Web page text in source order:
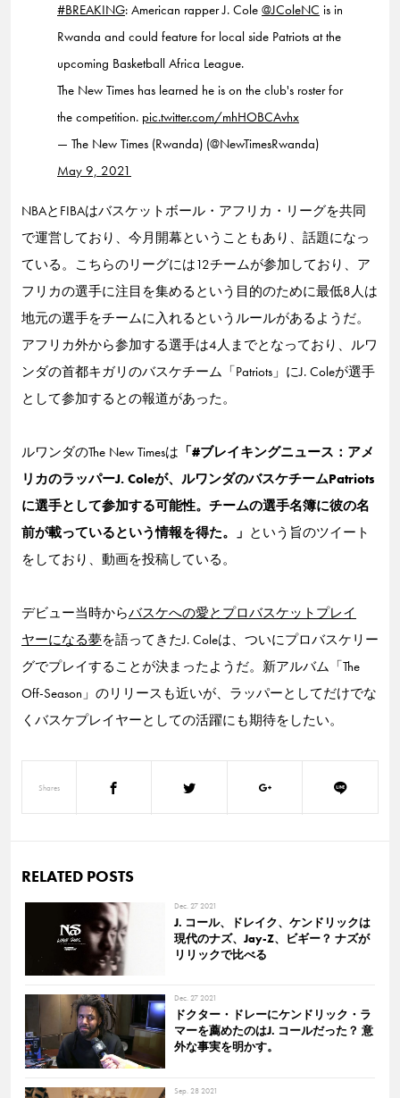
#BREAKING: American rapper J. Cole @JColeNC is in
Rwanda and could feature for local side Patriots at the
upcoming Basketball Africa League.
The New Times has learned he is on the club's roster for
the competition. pic.twitter.com/mhHOBCAvhx
— The New Times (Rwanda) (@NewTimesRwanda)
May 9, 2021
NBAとFIBAはバスケットボール・アフリカ・リーグを共同
で運営しており、今月開幕ということもあり、話題になっ
ている。こちらのリーグには12チームが参加しており、ア
フリカの選手に注目を集めるという目的のために最低8人は
地元の選手をチームに入れるというルールがあるようだ。
アフリカ外から参加する選手は4人までとなっており、ルワ
ンダの首都キガリのバスケチーム「Patriots」にJ. Coleが選手
として参加するとの報道があった。
ルワンダのThe New Timesは 「#ブレイキングニュース：アメ
リカのラッパーJ. Coleが、ルワンダのバスケチームPatriots
に選手として参加する可能性。チームの選手名簿に彼の名
前が載っているという情報を得た。」 という旨のツイート
をしており、動画を投稿している。
デビュー当時からバスケへの愛とプロバスケットプレイ
ヤーになる夢を語ってきたJ. Coleは、ついにプロバスケリー
グでプレイすることが決まったようだ。新アルバム「The
Off-Season」のリリースも近いが、ラッパーとしてだけでな
くバスケプレイヤーとしての活躍にも期待をしたい。
Shares
RELATED POSTS
Dec. 27 2021
J. コール、ドレイク、ケンドリックは
現代のナズ、Jay-Z、ビギー？ ナズが
リリックで比べる
Dec. 27 2021
ドクター・ドレーにケンドリック・ラ
マーを薦めたのはJ. コールだった？ 意
外な事実を明かす。
Sep. 28 2021